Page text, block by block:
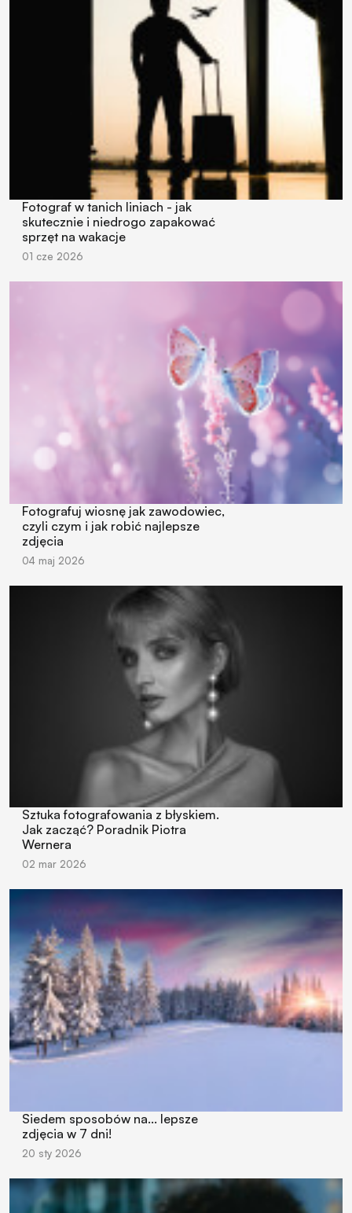
Fotograf w tanich liniach - jak
skutecznie i niedrogo zapakować
sprzęt na wakacje
01 cze 2026
Fotografuj wiosnę jak zawodowiec,
czyli czym i jak robić najlepsze
zdjęcia
04 maj 2026
Sztuka fotografowania z błyskiem.
Jak zacząć? Poradnik Piotra
Wernera
02 mar 2026
Siedem sposobów na... lepsze
zdjęcia w 7 dni!
20 sty 2026